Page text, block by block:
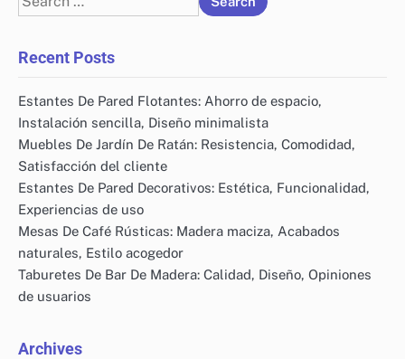
for:
Recent Posts
Estantes De Pared Flotantes: Ahorro de espacio,
Instalación sencilla, Diseño minimalista
Muebles De Jardín De Ratán: Resistencia, Comodidad,
Satisfacción del cliente
Estantes De Pared Decorativos: Estética, Funcionalidad,
Experiencias de uso
Mesas De Café Rústicas: Madera maciza, Acabados
naturales, Estilo acogedor
Taburetes De Bar De Madera: Calidad, Diseño, Opiniones
de usuarios
Archives